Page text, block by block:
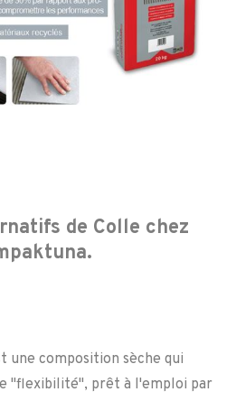
de Colle chez
une composition sèche qui
"flexibilité", prêt à l'emploi par